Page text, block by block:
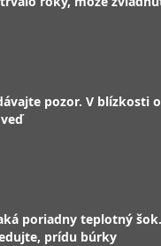
pozor. V blízkosti
poriadny teplotný
prídu búrky